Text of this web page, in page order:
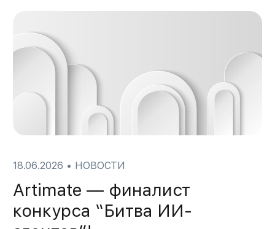
18.06.2026 • НОВОСТИ
Artimate — финалист
конкурса “Битва ИИ-